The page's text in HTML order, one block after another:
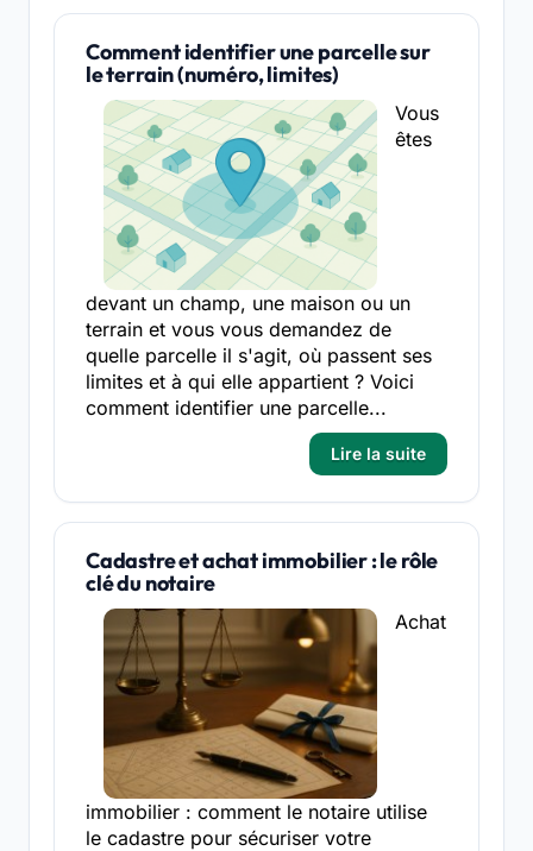
Comment identifier une parcelle sur
le terrain (numéro, limites)
Vous
êtes
devant un champ, une maison ou un
terrain et vous vous demandez de
quelle parcelle il s'agit, où passent ses
limites et à qui elle appartient ? Voici
comment identifier une parcelle...
Lire la suite
Cadastre et achat immobilier : le rôle
clé du notaire
Achat
immobilier : comment le notaire utilise
le cadastre pour sécuriser votre